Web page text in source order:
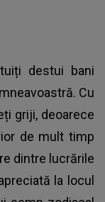
destui bani
Cu
griji, deoarece
de mult timp
dintre lucrările
la locul